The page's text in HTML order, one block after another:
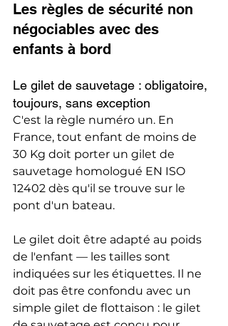
Les règles de sécurité non
négociables avec des
enfants à bord
Le gilet de sauvetage : obligatoire,
toujours, sans exception
C'est la règle numéro un. En
France, tout enfant de moins de
30 Kg doit porter un gilet de
sauvetage homologué EN ISO
12402 dès qu'il se trouve sur le
pont d'un bateau.
Le gilet doit être adapté au poids
de l'enfant — les tailles sont
indiquées sur les étiquettes. Il ne
doit pas être confondu avec un
simple gilet de flottaison : le gilet